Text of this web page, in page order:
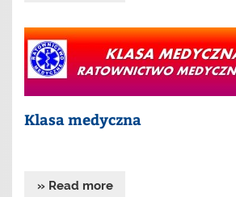
Klasa medyczna
» Read more